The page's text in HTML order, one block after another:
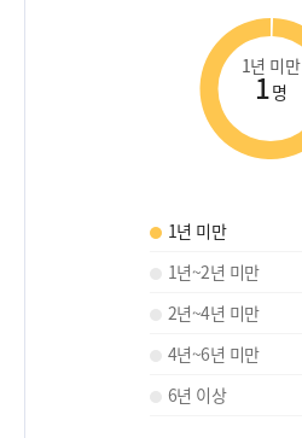
1년 미만
1명
1년 미만
1년~2년 미만
2년~4년 미만
4년~6년 미만
6년 이상